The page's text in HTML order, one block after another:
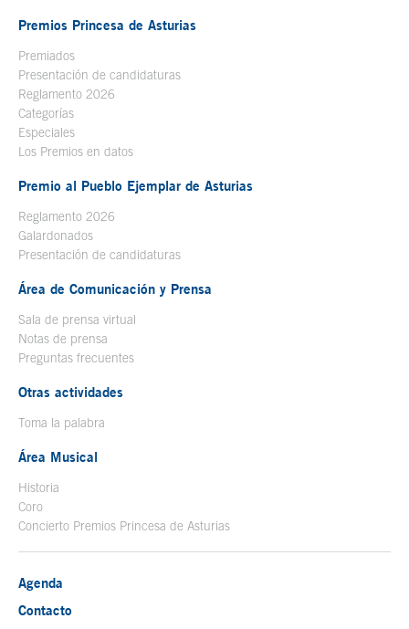
Premios Princesa de Asturias
Premiados
Presentación de candidaturas
Reglamento 2026
Categorías
Especiales
Los Premios en datos
Premio al Pueblo Ejemplar de Asturias
Reglamento 2026
Galardonados
Presentación de candidaturas
Área de Comunicación y Prensa
Sala de prensa virtual
Notas de prensa
Preguntas frecuentes
Otras actividades
Toma la palabra
Área Musical
Historia
Coro
Concierto Premios Princesa de Asturias
Agenda
Contacto